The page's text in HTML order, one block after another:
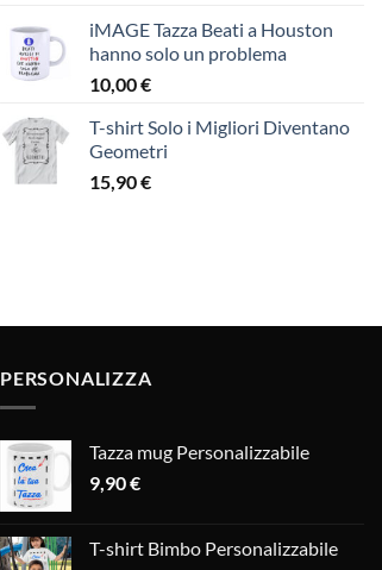
iMAGE Tazza Beati a Houston
hanno solo un problema
10,00€
T-shirt Solo i Migliori Diventano
Geometri
15,90€
PERSONALIZZA
Tazza mug Personalizzabile
9,90€
T-shirt Bimbo Personalizzabile